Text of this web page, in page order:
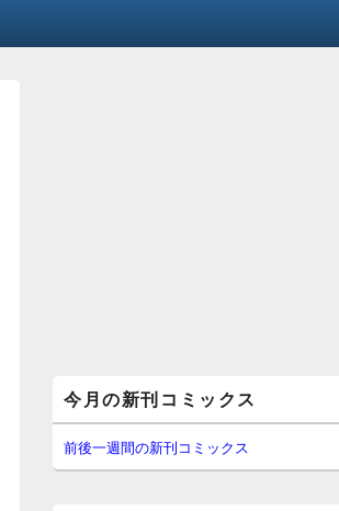
イ
ン
サ
イ
今月の新刊コミックス
前後一週間の新刊コミックス